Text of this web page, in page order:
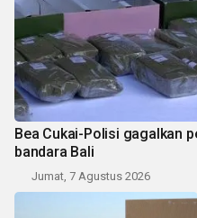
Bea Cukai-Polisi gagalkan
bandara Bali
Jumat, 7 Agustus 2026